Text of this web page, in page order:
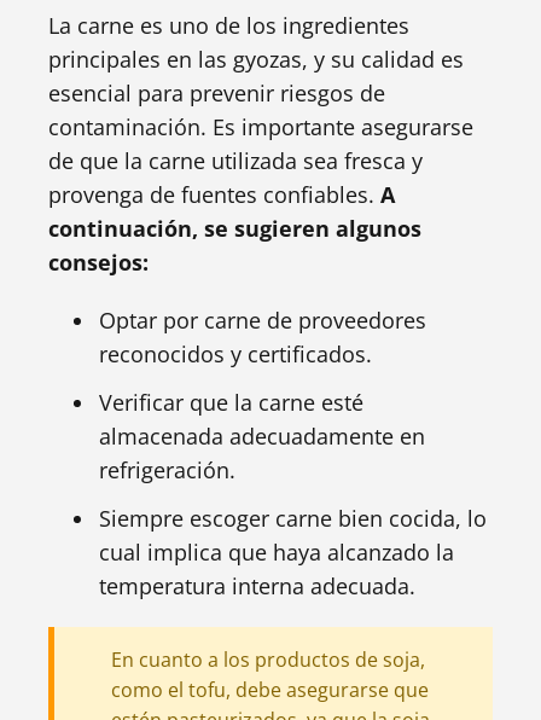
La carne es uno de los ingredientes
principales en las gyozas, y su calidad es
esencial para prevenir riesgos de
contaminación. Es importante asegurarse
de que la carne utilizada sea fresca y
provenga de fuentes confiables. A
continuación, se sugieren algunos
consejos:
Optar por carne de proveedores
reconocidos y certificados.
Verificar que la carne esté
almacenada adecuadamente en
refrigeración.
Siempre escoger carne bien cocida, lo
cual implica que haya alcanzado la
temperatura interna adecuada.
En cuanto a los productos de soja,
como el tofu, debe asegurarse que